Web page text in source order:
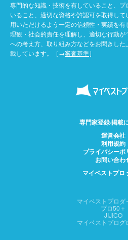
専門的な知識・技術を有していること、
いること、適切な資格や許認可を取得し
用いただけるよう一定の信頼性・実績を
理観・社会的責任を理解し、適切な行動
への考え方、取り組み方などをお聞きし
載しています。［→審査基準］
専門家登録·掲載
運営会社
利用規約
プライバシーポ
お問い合わ
マイベストプロ
マイベストプロダ
プロ50＋
JIJICO
マイベストプログ